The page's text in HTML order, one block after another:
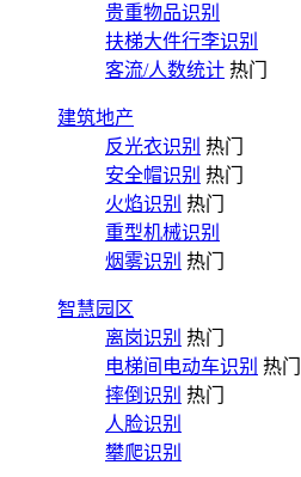
贵重物品识别
扶梯大件行李识别
客流/人数统计 热门
建筑地产
反光衣识别 热门
安全帽识别 热门
火焰识别 热门
重型机械识别
烟雾识别 热门
智慧园区
离岗识别 热门
电梯间电动车识别 热门
摔倒识别 热门
人脸识别
攀爬识别